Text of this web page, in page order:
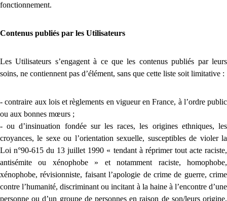
fonctionnement.
Contenus publiés par les Utilisateurs
Les Utilisateurs s’engagent à ce que les contenus publiés par leurs
soins, ne contiennent pas d’élément, sans que cette liste soit limitative :
- contraire aux lois et règlements en vigueur en France, à l’ordre public
ou aux bonnes mœurs ;
- ou d’insinuation fondée sur les races, les origines ethniques, les
croyances, le sexe ou l’orientation sexuelle, susceptibles de violer la
Loi n°90-615 du 13 juillet 1990 « tendant à réprimer tout acte raciste,
antisémite ou xénophobe » et notamment raciste, homophobe,
xénophobe, révisionniste, faisant l’apologie de crime de guerre, crime
contre l’humanité, discriminant ou incitant à la haine à l’encontre d’une
personne ou d’un groupe de personnes en raison de son/leurs origine,